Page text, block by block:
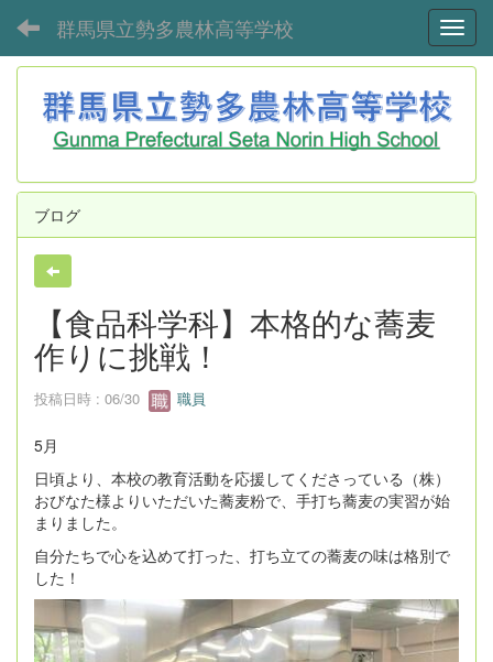
群馬県立勢多農林高等学校
ブログ
【食品科学科】本格的な蕎麦
作りに挑戦！
投稿日時 : 06/30 職員
5月
日頃より、本校の教育活動を応援してくださっている（株）
おびなた様よりいただいた蕎麦粉で、手打ち蕎麦の実習が始
まりました。
自分たちで心を込めて打った、打ち立ての蕎麦の味は格別で
した！